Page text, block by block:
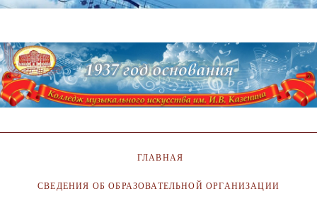
ГЛАВНАЯ
СВЕДЕНИЯ ОБ ОБРАЗОВАТЕЛЬНОЙ ОРГАНИЗАЦИИ